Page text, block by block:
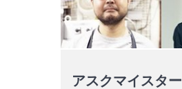
アスクマイスター